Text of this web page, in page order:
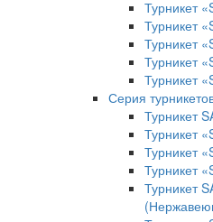
Турникет
Турникет
Турникет
Турникет
Турникет
Серия
Турникет
Турникет
Турникет
Турникет
Турникет